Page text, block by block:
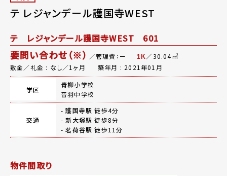
テ レジャンデール護国寺WEST
テ レジャンデール護国寺WEST 601
要問い合わせ（※） ／管理費：ー 1K／30.04㎡
敷金／礼金 : なし／1ヶ月
築年月 : 2021年01月
学区
青柳小学校
音羽中学校
交通
-護国寺駅 徒歩4分
-新大塚駅 徒歩8分
-茗荷谷駅 徒歩11分
物件間取り